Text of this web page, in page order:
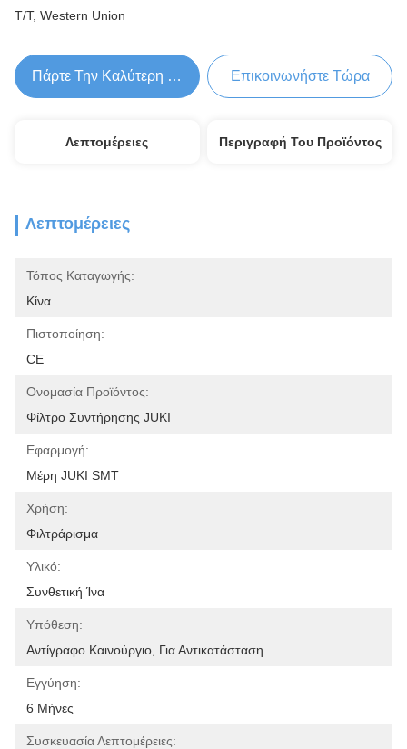
T/T, Western Union
Πάρτε Την Καλύτερη Τιμή Επικοινωνήστε Τώρα
Λεπτομέρειες Περιγραφή Του Προϊόντος
Λεπτομέρειες
Τόπος Καταγωγής:
Κίνα
Πιστοποίηση:
CE
Ονομασία Προϊόντος:
Φίλτρο Συντήρησης JUKI
Εφαρμογή:
Μέρη JUKI SMT
Χρήση:
Φιλτράρισμα
Υλικό:
Συνθετική Ίνα
Υπόθεση:
Αντίγραφο Καινούργιο, Για Αντικατάσταση.
Εγγύηση:
6 Μήνες
Συσκευασία Λεπτομέρειες: